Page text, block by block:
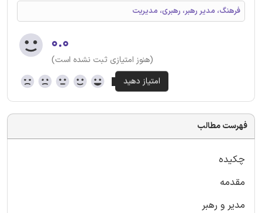
فرهنگ، مدیر رهبر، رهبری، مدیریت
۰.۰
(هنوز امتیازی ثبت نشده است)
فهرست مطالب
چکیده
مقدمه
مدیر و رهبر